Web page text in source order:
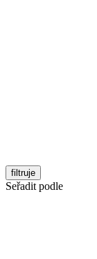
filtruje
Seřadit podle